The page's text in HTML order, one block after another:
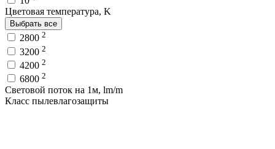
Цветовая температура, K
Выбрать все
2800 2
3200 2
4200 2
6800 2
Световой поток на 1м, lm/m
Класс пылевлагозащиты